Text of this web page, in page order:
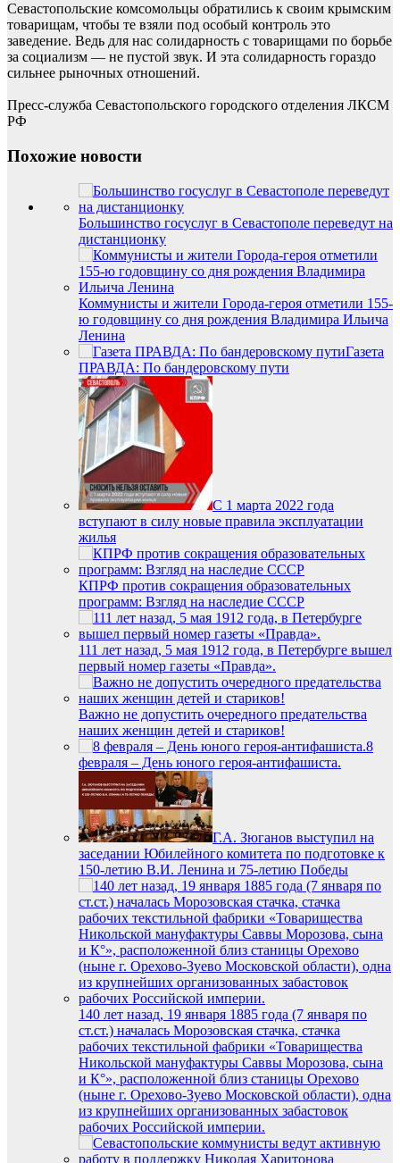
Севастопольские комсомольцы обратились к своим крымским
товарищам, чтобы те взяли под особый контроль это
заведение. Ведь для нас солидарность с товарищами по борьбе
за социализм — не пустой звук. И эта солидарность гораздо
сильнее рыночных отношений.
Пресс-служба Севастопольского городского отделения ЛКСМ
РФ
Похожие новости
Большинство госуслуг в Севастополе переведут на
дистанционку
Коммунисты и жители Города-героя отметили 155-
ю годовщину со дня рождения Владимира Ильича
Ленина
Газета
ПРАВДА: По бандеровскому пути
С 1 марта 2022 года
вступают в силу новые правила эксплуатации
жилья
КПРФ против сокращения образовательных
программ: Взгляд на наследие СССР
111 лет назад, 5 мая 1912 года, в Петербурге вышел
первый номер газеты «Правда».
Важно не допустить очередного предательства
наших женщин детей и стариков!
8
февраля – День юного героя-антифашиста.
Г.А. Зюганов выступил на
заседании Юбилейного комитета по подготовке к
150-летию В.И. Ленина и 75-летию Победы
140 лет назад, 19 января 1885 года (7 января по
ст.ст.) началась Морозовская стачка, стачка
рабочих текстильной фабрики «Товарищества
Никольской мануфактуры Саввы Морозова, сына
и К°», расположенной близ станицы Орехово
(ныне г. Орехово-Зуево Московской области), одна
из крупнейших организованных забастовок
рабочих Российской империи.